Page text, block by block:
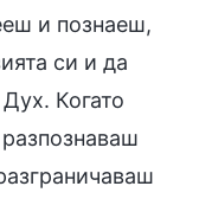
и познаеш,
си и да
Когато